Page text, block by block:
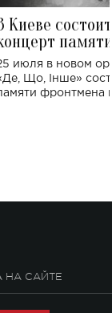
Киеве
песни
июля в новом
Що, Інше»
фронтмена
НА САЙТЕ